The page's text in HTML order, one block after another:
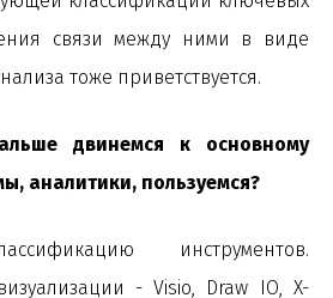
связи между ними в виде
тоже приветствуется.
двинемся к основному
аналитики, пользуемся?
инструментов.
- Visio, Draw IO, X-